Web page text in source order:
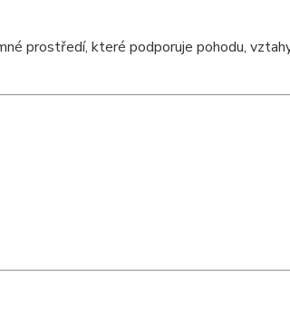
prostředí, které podporuje pohodu,